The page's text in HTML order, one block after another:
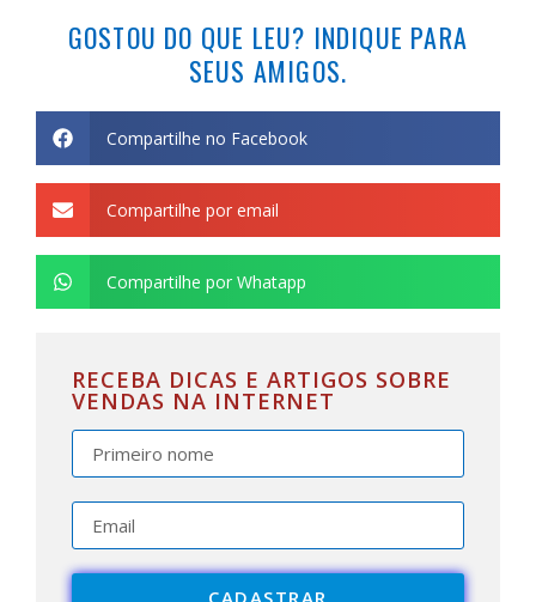
GOSTOU DO QUE LEU? INDIQUE PARA
SEUS AMIGOS.
Compartilhe no Facebook
Compartilhe por email
Compartilhe por Whatapp
RECEBA DICAS E ARTIGOS SOBRE
VENDAS NA INTERNET
CADASTRAR